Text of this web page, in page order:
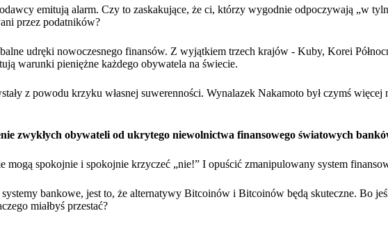
emitują alarm. Czy to zaskakujące, że ci, którzy wygodnie odpoczywają „w
przez podatników?
udręki nowoczesnego finansów. Z wyjątkiem trzech krajów - Kuby, Korei
warunki pieniężne każdego obywatela na świecie.
z powodu krzyku własnej suwerenności. Wynalazek Nakamoto był czymś
zwykłych obywateli od ukrytego niewolnictwa finansowego światowych
spokojnie i spokojnie krzyczeć „nie!” I opuścić zmanipulowany system
bankowe, jest to, że alternatywy Bitcoinów i Bitcoinów będą skuteczne. Bo
miałbyś przestać?